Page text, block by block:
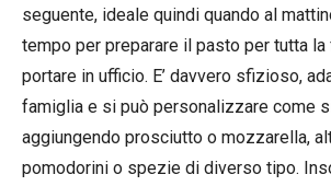
seguente, ideale quindi quando al
tempo per preparare il pasto per tutta
portare in ufficio. E’ davvero sfizioso,
famiglia e si può personalizzare come
aggiungendo prosciutto o mozzarella,
pomodorini o spezie di diverso tipo.